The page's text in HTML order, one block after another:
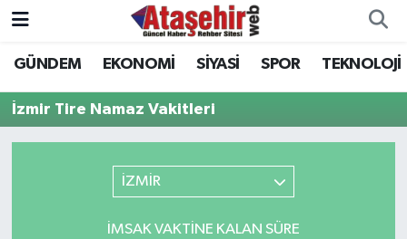
GÜNDEM EKONOMİ SİYASİ SPOR TEKNOLOJİ
İzmir Tire Namaz Vakitleri
İZMİR
İMSAK VAKTINE KALAN SÜRE
Hava Durumu
Trafik Durumu